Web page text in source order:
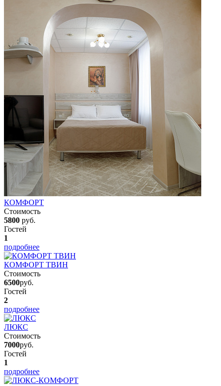
КОМФОРТ
Стоимость
5800 руб.
Гостей
1
подробнее
КОМФОРТ ТВИН
Стоимость
6500руб.
Гостей
2
подробнее
ЛЮКС
Стоимость
7000руб.
Гостей
1
подробнее